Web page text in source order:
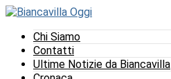
Chi Siamo
Contatti
Ultime Notizie da Biancavilla